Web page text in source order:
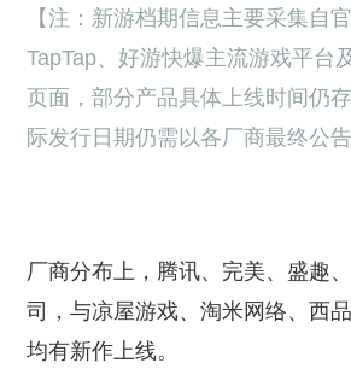
【注：新游档期信息主要采集自官
TapTap、好游快爆主流游戏平台
页面，部分产品具体上线时间仍
际发行日期仍需以各厂商最终公告
厂商分布上，腾讯、完美、盛趣
司，与凉屋游戏、淘米网络、西
均有新作上线。